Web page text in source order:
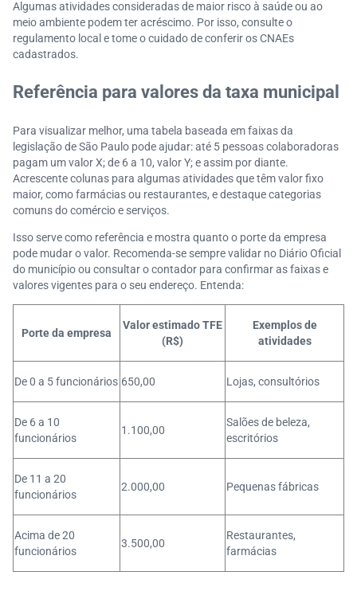
Algumas atividades consideradas de maior risco à saúde ou ao
meio ambiente podem ter acréscimo. Por isso, consulte o
regulamento local e tome o cuidado de conferir os CNAEs
cadastrados.
Referência para valores da taxa municipal
Para visualizar melhor, uma tabela baseada em faixas da
legislação de São Paulo pode ajudar: até 5 pessoas colaboradoras
pagam um valor X; de 6 a 10, valor Y; e assim por diante.
Acrescente colunas para algumas atividades que têm valor fixo
maior, como farmácias ou restaurantes, e destaque categorias
comuns do comércio e serviços.
Isso serve como referência e mostra quanto o porte da empresa
pode mudar o valor. Recomenda-se sempre validar no Diário Oficial
do município ou consultar o contador para confirmar as faixas e
valores vigentes para o seu endereço. Entenda:
Porte da empresa
Valor estimado TFE
(R$)
Exemplos de
atividades
De 0 a 5 funcionários 650,00 Lojas, consultórios
De 6 a 10
funcionários
1.100,00
Salões de beleza,
escritórios
De 11 a 20
funcionários
2.000,00 Pequenas fábricas
Acima de 20
funcionários
3.500,00
Restaurantes,
farmácias